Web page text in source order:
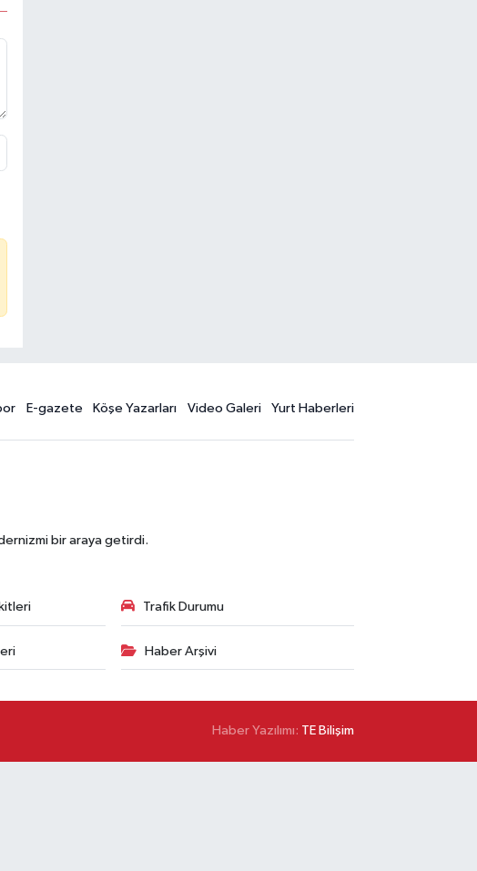
E-gazete Köşe Yazarları Video Galeri Yurt Haberleri
bir araya getirdi.
Trafik Durumu
Haber Arşivi
Haber Yazılımı: TE Bilişim